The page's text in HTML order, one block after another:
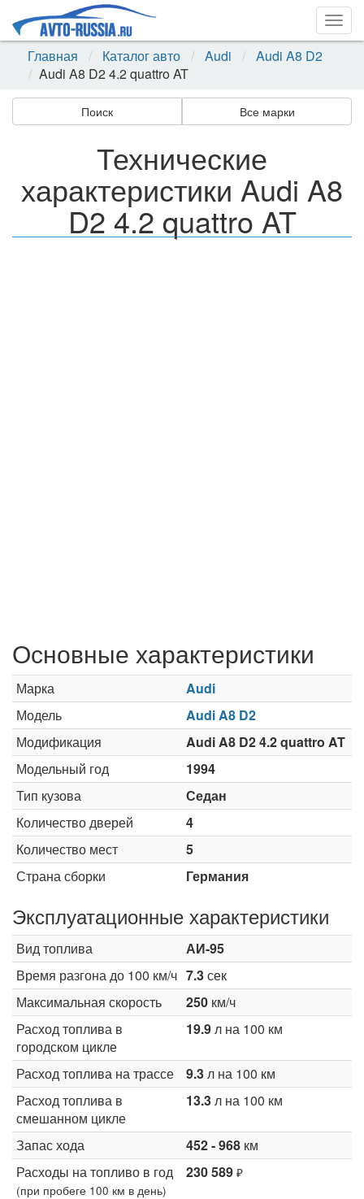
Главная
Каталог авто Audi
Audi A8 D2
Audi A8 D2 4.2 quattro AT
Поиск Все марки
Технические
характеристики Audi A8
D2 4.2 quattro AT
Основные характеристики
Марка
Audi
Модель
Audi A8 D2
Модификация
Audi A8 D2 4.2 quattro AT
Модельный год
1994
Тип кузова
Седан
Количество дверей
4
Количество мест
5
Страна сборки
Германия
Эксплуатационные характеристики
Вид топлива
АИ-95
Время разгона до 100 км/ч 7.3сек
Максимальная скорость
250 км/ч
Расход топлива в
городском цикле
19.9л на 100 км
Расход топлива на трассе 9.3л на 100 км
Расход топлива в
смешанном цикле
13.3л на 100 км
Запас хода 452 - 968 км
Расходы на топливо в год
(при пробеге 100 км в день)
230 589 ₽